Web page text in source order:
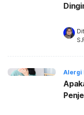
Alergi